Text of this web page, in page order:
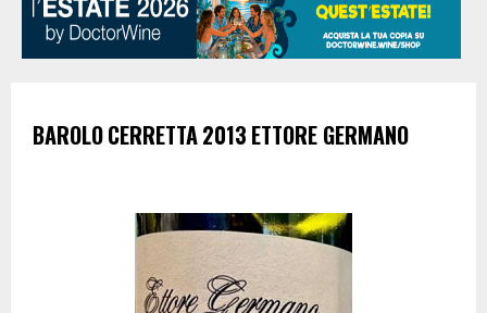
BAROLOCERRETTA2013 ETTORE GERMANO